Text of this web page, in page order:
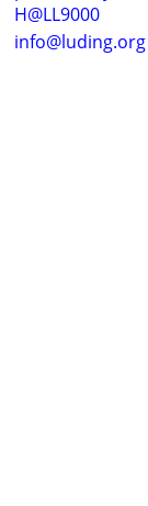
H@LL9000
info@luding.org